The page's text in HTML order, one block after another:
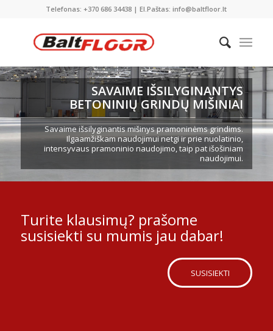
Telefonas: +370 686 34438 | El.Paštas: info@baltfloor.lt
SAVAIME IŠSILYGINANTYS
BETONINIŲ GRINDŲ MIŠINIAI
Savaime išsilyginantis mišinys pramoninėms grindims.
Ilgaamžiškam naudojimui netgi ir prie nuolatinio,
intensyvaus pramoninio naudojimo, taip pat išošiniam
naudojimui.
Turite klausimų? prašome
susisiekti su mumis jau dabar!
SUSISIEKTI